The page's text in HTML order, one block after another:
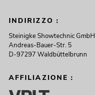
INDIRIZZO :
Steinigke Showtechnic GmbH
Andreas-Bauer-Str. 5
D-97297 Waldbüttelbrunn
AFFILIAZIONE :